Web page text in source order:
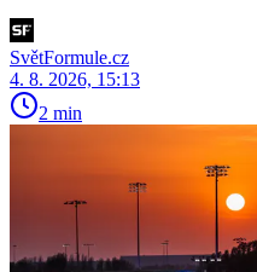
SvětFormule.cz
4. 8. 2026, 15:13
2 min